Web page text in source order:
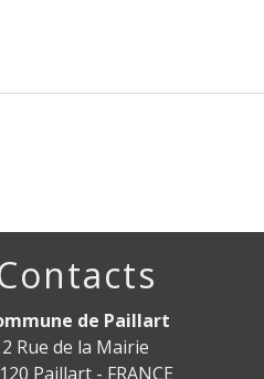
de Paillart
2 Rue de la Mairie
Paillart - FRANCE